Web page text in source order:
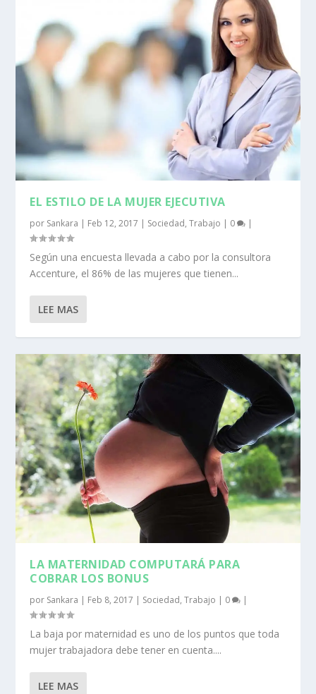
EL ESTILO DE LA MUJER EJECUTIVA
por Sankara | Feb 12, 2017 | Sociedad,Trabajo | 0 |
Según una encuesta llevada a cabo por la consultora
Accenture, el 86% de las mujeres que tienen...
LEE MAS
LA MATERNIDAD COMPUTARÁ PARA
COBRAR LOS BONUS
por Sankara | Feb 8, 2017 | Sociedad,Trabajo | 0 |
La baja por maternidad es uno de los puntos que toda
mujer trabajadora debe tener en cuenta....
LEE MAS